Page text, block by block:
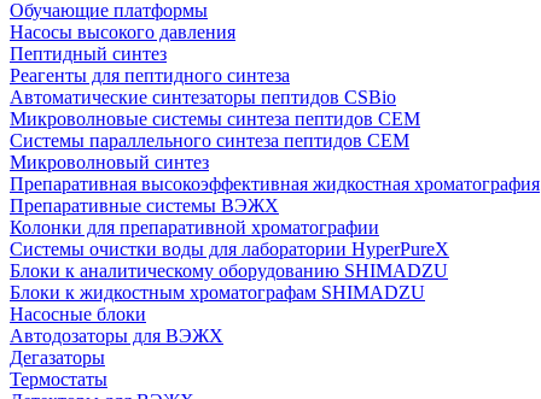
Обучающие платформы
Насосы высокого давления
Пептидный синтез
Реагенты для пептидного синтеза
Автоматические синтезаторы пептидов CSBio
Микроволновые системы синтеза пептидов CEM
Системы параллельного синтеза пептидов CEM
Микроволновый синтез
Препаративная высокоэффективная жидкостная хроматография
Препаративные системы ВЭЖХ
Колонки для препаративной хроматографии
Системы очистки воды для лаборатории HyperPureX
Блоки к аналитическому оборудованию SHIMADZU
Блоки к жидкостным хроматографам SHIMADZU
Насосные блоки
Автодозаторы для ВЭЖХ
Дегазаторы
Термостаты